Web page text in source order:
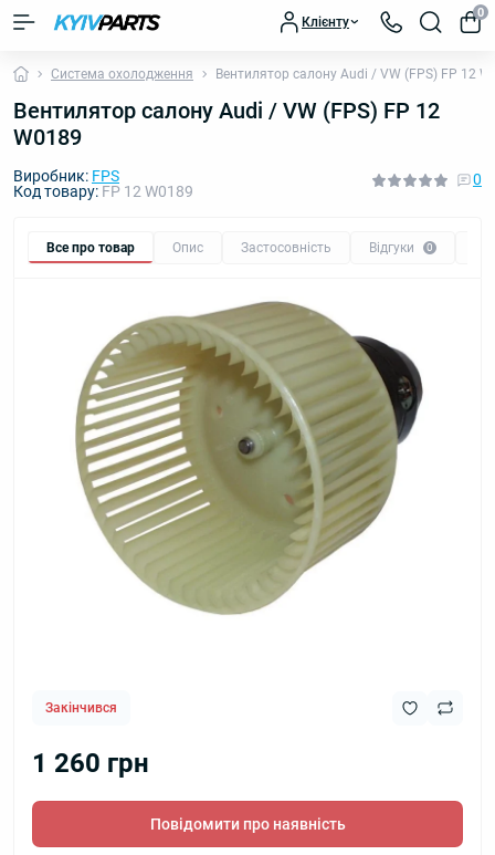
Клієнту
0
Система охолодження Вентилятор салону Audi / VW (FPS) FP 12
Вентилятор салону Audi / VW (FPS) FP 12
W0189
Виробник: FPS
Код товару: FP 12 W0189
0
Все про товар Опис Застосовність Відгуки 0
Закінчився
1 260 грн
Повідомити про наявність